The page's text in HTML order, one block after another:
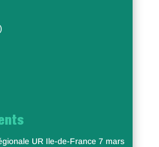
UR Ile-de-France 7 mars